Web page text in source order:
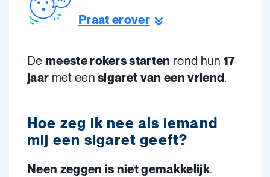
Praat erover
De meeste rokersstarten rond hun 17
jaar met eensigaret van een vriend.
Hoe zeg ik nee als iemand
mij een sigaret geeft?
Neen zeggen is niet gemakkelijk.